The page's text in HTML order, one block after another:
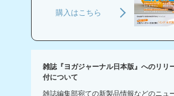
購入はこちら
雑誌『ヨガジャーナル日本版』へのリリ
付について
雑誌編集部宛ての新製品情報などのニュ